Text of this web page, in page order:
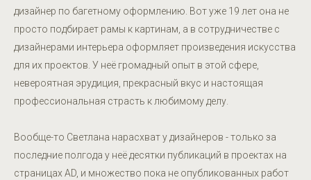
дизайнер по багетному оформлению. Вот уже 19 лет она не
просто подбирает рамы к картинам, а в сотрудничестве с
дизайнерами интерьера оформляет произведения искусства
для их проектов. У неё громадный опыт в этой сфере,
невероятная эрудиция, прекрасный вкус и настоящая
профессиональная страсть к любимому делу.
Вообще-то Светлана нарасхват у дизайнеров - только за
последние полгода у неё десятки публикаций в проектах на
страницах AD, и множество пока не опубликованных работ